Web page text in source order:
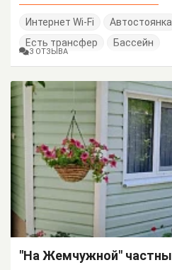
Интернет Wi-Fi Автостоянка
Есть трансфер
Бассейн
3 ОТЗЫВА
"На Жемчужной"